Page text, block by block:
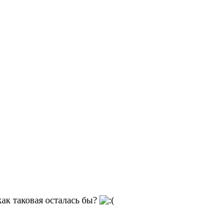
таковая осталась бы?